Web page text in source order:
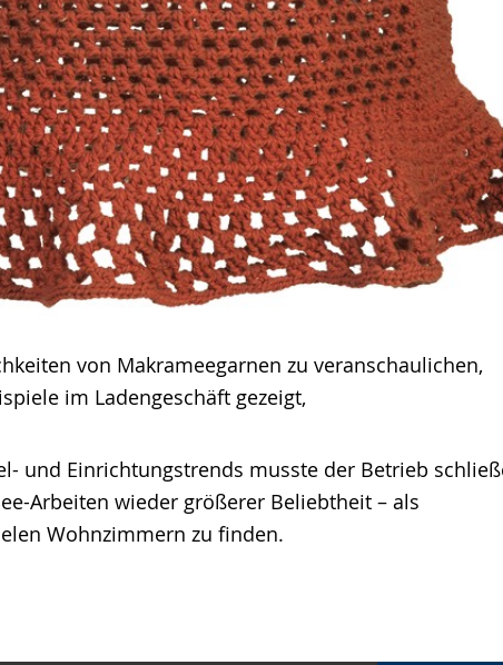
von Makrameegarnen zu veranschaulichen,
im Ladengeschäft gezeigt,
und Einrichtungstrends musste der Betrieb
Arbeiten wieder größerer Beliebtheit – als
Wohnzimmern zu finden.